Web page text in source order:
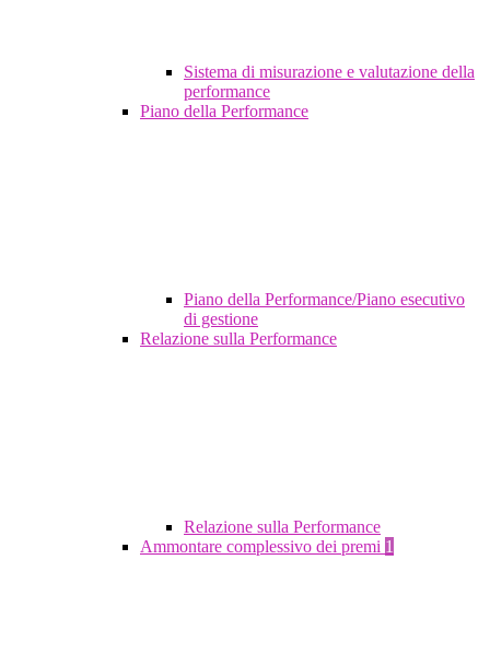
Sistema di misurazione e valutazione della
performance
Piano della Performance
Piano della Performance/Piano esecutivo
di gestione
Relazione sulla Performance
Relazione sulla Performance
Ammontare complessivo dei premi 1